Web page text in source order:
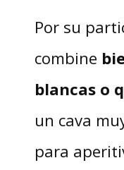
Por su
combine
blancas o
un cava
para